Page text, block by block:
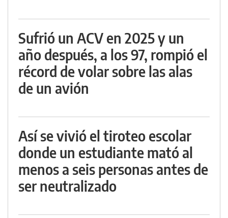
Sufrió un ACV en 2025 y un
año después, a los 97, rompió el
récord de volar sobre las alas
de un avión
Así se vivió el tiroteo escolar
donde un estudiante mató al
menos a seis personas antes de
ser neutralizado